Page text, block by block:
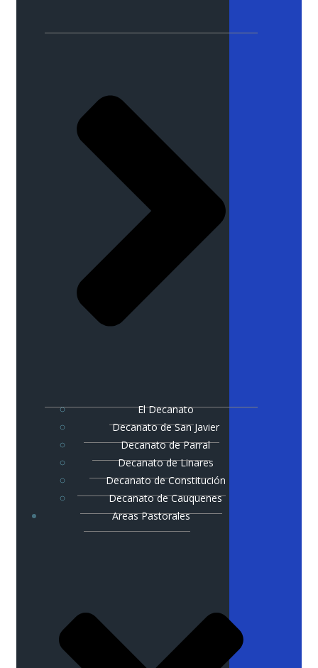
El Decanato
Decanato de San Javier
Decanato de Parral
Decanato de Linares
Decanato de Constitución
Decanato de Cauquenes
Areas Pastorales